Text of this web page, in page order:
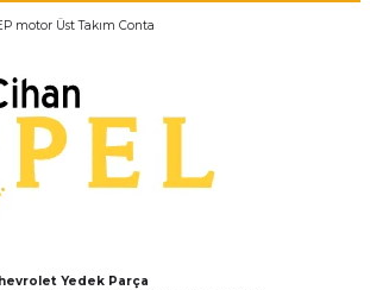
motor Üst Takım Conta
Yedek Parça